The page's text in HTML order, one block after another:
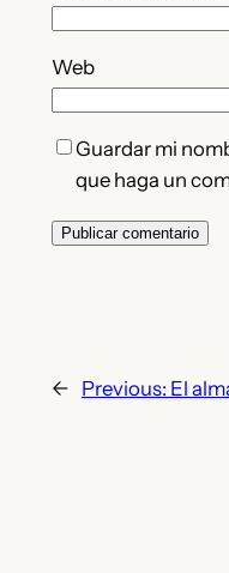
Web
Guardar mi
que haga un
← Previous: El